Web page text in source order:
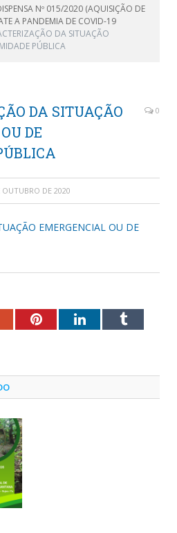
Nº 015/2020 (AQUISIÇÃO DE
A PANDEMIA DE COVID-19
DA SITUAÇÃO
PÚBLICA
DA SITUAÇÃO
DE
0
OUTUBRO DE 2020
EMERGENCIAL OU DE
PinterestLinkedInTumblr